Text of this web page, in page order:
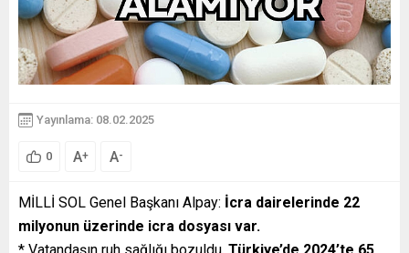
Yayınlama: 08.02.2025
0 A+ A-
MİLLİ SOL Genel Başkanı Alpay: İcra dairelerinde 22
milyonun üzerinde icra dosyası var.
* Vatandaşın ruh sağlığı bozuldu, Türkiye’de 2024’te 65